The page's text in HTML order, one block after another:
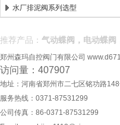
水厂排泥阀系列选型
推荐产品： 气动蝶阀，电动蝶阀
郑州森玛自控阀门有限公司
访问量：407907
地址：河南省郑州市二七区铭功路
服务热线：0371-87531299
公司传真：86-0371-87531299